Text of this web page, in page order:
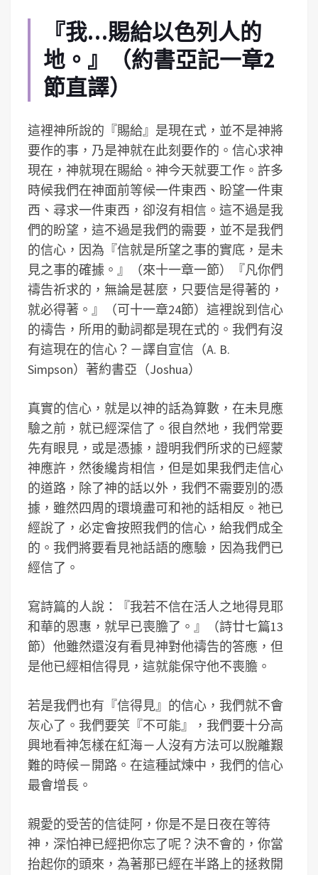
『我…賜給以色列人的
地。』（約書亞記一章2
節直譯）
這裡神所說的『賜給』是現在式，並不是神將
要作的事，乃是神就在此刻要作的。信心求神
現在，神就現在賜給。神今天就要工作。許多
時候我們在神面前等候一件東西、盼望一件東
西、尋求一件東西，卻沒有相信。這不過是我
們的盼望，這不過是我們的需要，並不是我們
的信心，因為『信就是所望之事的實底，是未
見之事的確據。』（來十一章一節）『凡你們
禱告祈求的，無論是甚麼，只要信是得著的，
就必得著。』（可十一章24節）這裡說到信心
的禱告，所用的動詞都是現在式的。我們有沒
有這現在的信心？－譯自宣信（A. B.
Simpson）著約書亞（Joshua）
真實的信心，就是以神的話為算數，在未見應
驗之前，就已經深信了。很自然地，我們常要
先有眼見，或是憑據，證明我們所求的已經蒙
神應許，然後纔肯相信，但是如果我們走信心
的道路，除了神的話以外，我們不需要別的憑
據，雖然四周的環境盡可和祂的話相反。祂已
經說了，必定會按照我們的信心，給我們成全
的。我們將要看見祂話語的應驗，因為我們已
經信了。
寫詩篇的人說：『我若不信在活人之地得見耶
和華的恩惠，就早已喪膽了。』（詩廿七篇13
節）他雖然還沒有看見神對他禱告的答應，但
是他已經相信得見，這就能保守他不喪膽。
若是我們也有『信得見』的信心，我們就不會
灰心了。我們要笑『不可能』，我們要十分高
興地看神怎樣在紅海－人沒有方法可以脫離艱
難的時候－開路。在這種試煉中，我們的信心
最會增長。
親愛的受苦的信徒阿，你是不是日夜在等待
神，深怕神已經把你忘了呢？決不會的，你當
抬起你的頭來，為著那已經在半路上的拯救開